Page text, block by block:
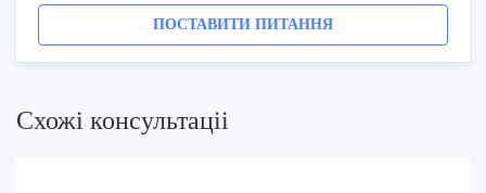
ПОСТАВИТИ ПИТАННЯ
Схожi консультацii